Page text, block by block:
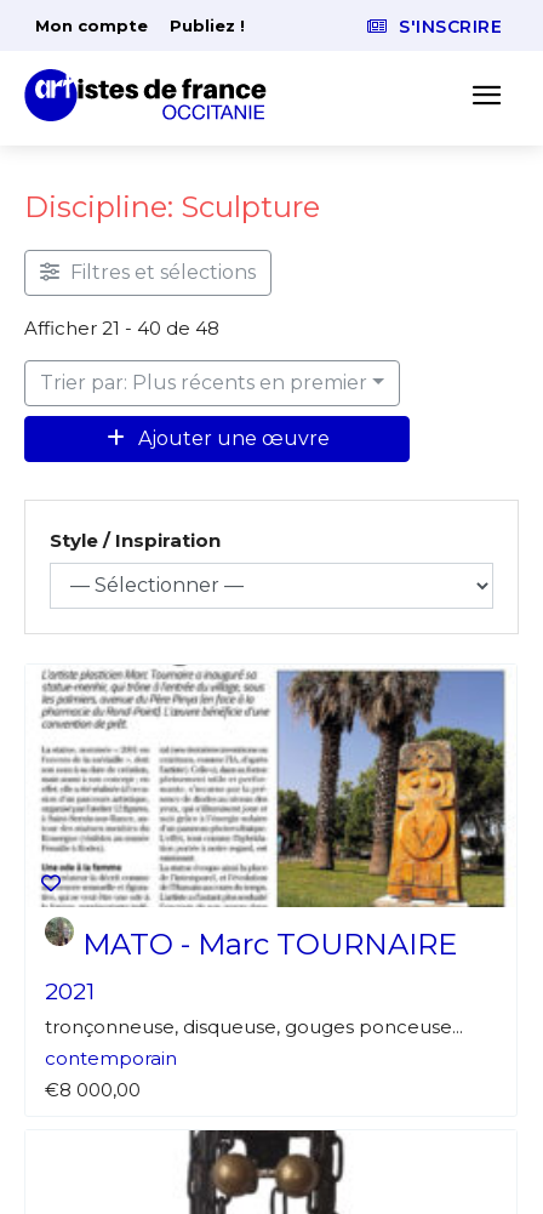
Mon compte Publiez ! S'INSCRIRE
Discipline: Sculpture
Filtres et sélections
Afficher 21 - 40 de 48
Trier par: Plus récents en premier
Ajouter une œuvre
Style / Inspiration
MATO - Marc TOURNAIRE
2021
tronçonneuse, disqueuse, gouges ponceuse...
contemporain
€8 000,00